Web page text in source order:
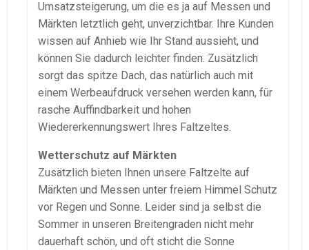
Umsatzsteigerung, um die es ja auf Messen und
Märkten letztlich geht, unverzichtbar. Ihre Kunden
wissen auf Anhieb wie Ihr Stand aussieht, und
können Sie dadurch leichter finden. Zusätzlich
sorgt das spitze Dach, das natürlich auch mit
einem Werbeaufdruck versehen werden kann, für
rasche Auffindbarkeit und hohen
Wiedererkennungswert Ihres Faltzeltes.
Wetterschutz auf Märkten
Zusätzlich bieten Ihnen unsere Faltzelte auf
Märkten und Messen unter freiem Himmel Schutz
vor Regen und Sonne. Leider sind ja selbst die
Sommer in unseren Breitengraden nicht mehr
dauerhaft schön, und oft sticht die Sonne